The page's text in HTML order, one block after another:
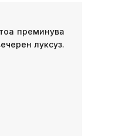
преминува
луксуз.